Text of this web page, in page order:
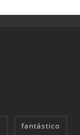
fantástico